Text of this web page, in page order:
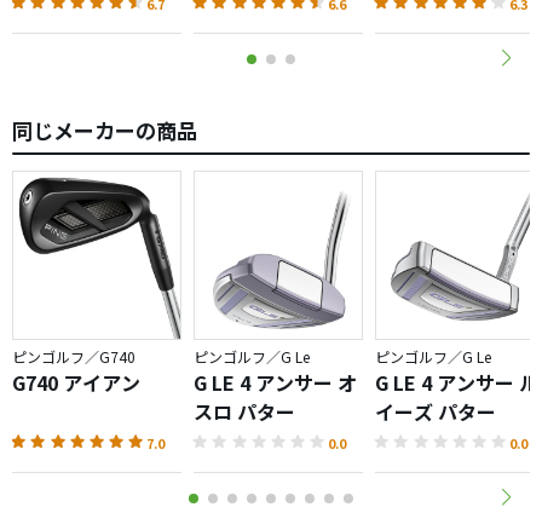
同じメーカーの商品
ピンゴルフ／G740
G740 アイアン
7.0
ピンゴルフ／G Le
G LE 4 アンサー オ
スロ パター
0.0
ピンゴルフ／G Le
G LE 4 アンサー ル
イーズ パター
0.0